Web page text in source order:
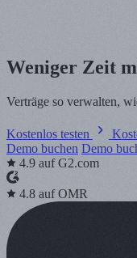
Weniger Zeit
Verträge so verwalten,
Kostenlos testen
Demo buchen Demo
4.9 auf G2.com
4.8 auf OMR